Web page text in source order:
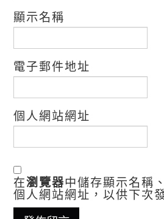
顯示名稱
電子郵件地址
個人網站網址
在瀏覽器中儲存顯示名稱
個人網站網址，以供下次